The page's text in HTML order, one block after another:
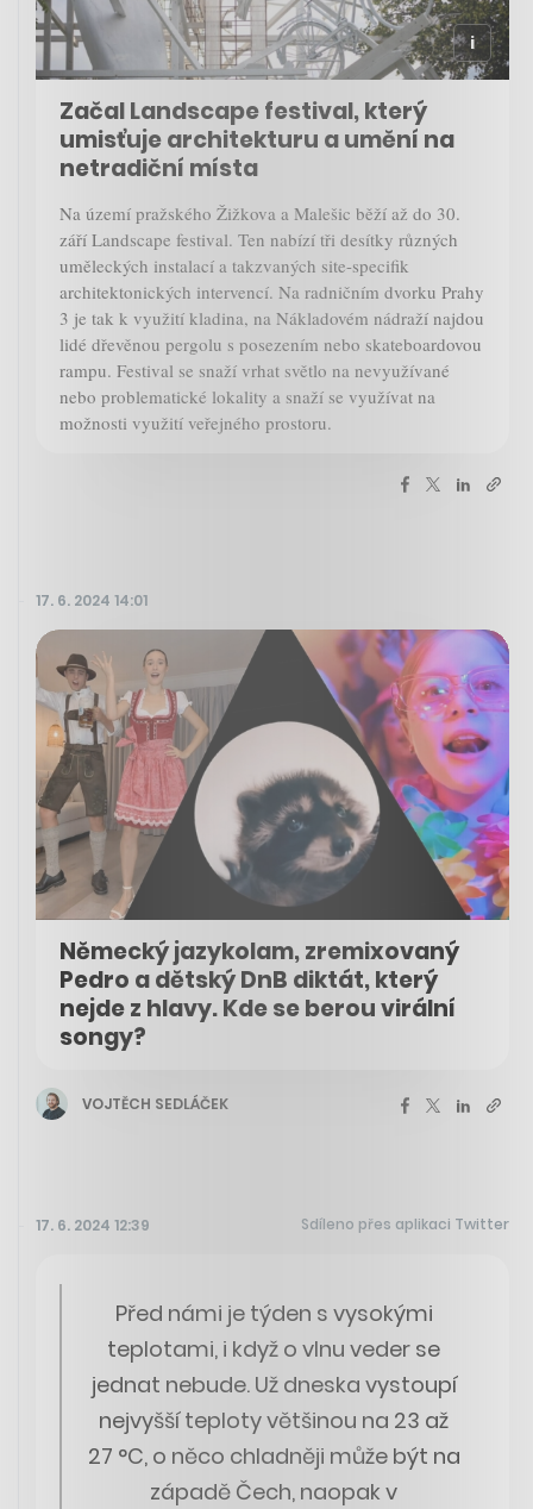
Začal Landscape festival, který
umisťuje architekturu a umění na
netradiční místa
Na území pražského Žižkova a Malešic běží až do 30.
září Landscape festival. Ten nabízí tři desítky různých
uměleckých instalací a takzvaných site-specifik
architektonických intervencí. Na radničním dvorku Prahy
3 je tak k využití kladina, na Nákladovém nádraží najdou
lidé dřevěnou pergolu s posezením nebo skateboardovou
rampu. Festival se snaží vrhat světlo na nevyužívané
nebo problematické lokality a snaží se využívat na
možnosti využití veřejného prostoru.
17. 6. 2024 14:01
Německý jazykolam, zremixovaný
Pedro a dětský DnB diktát, který
nejde z hlavy. Kde se berou virální
songy?
VOJTĚCH SEDLÁČEK
17. 6. 2024 12:39 Sdíleno přes aplikaci Twitter
Před námi je týden s vysokými
teplotami, i když o vlnu veder se
jednat nebude. Už dneska vystoupí
nejvyšší teploty většinou na 23 až
27 °C, o něco chladněji může být na
západě Čech, naopak v